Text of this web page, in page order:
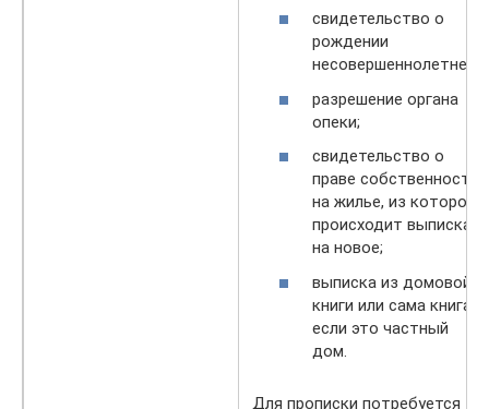
свидетельство о
рождении
несовершеннолетнего;
разрешение органа
опеки;
свидетельство о
праве собственности
на жилье, из которого
происходит выписка и
на новое;
выписка из домовой
книги или сама книга,
если это частный
дом.
Для прописки потребуется